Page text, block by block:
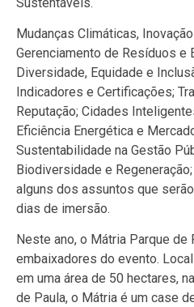
Mudanças Climáticas,
Gerenciamento de Resíduos e
Diversidade, Equidade e
Indicadores e Certificações;
Reputação; Cidades
Eficiência Energética e
Sustentabilidade na Gestão
Biodiversidade e
alguns dos assuntos que
dias de imersão.
Neste ano, o Mátria Parque
embaixadores do evento.
em uma área de 50 hectares,
de Paula, o Mátria é um case